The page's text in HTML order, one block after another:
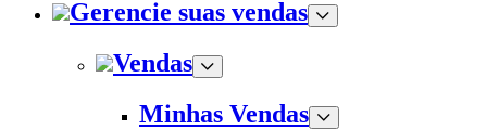
Gerencie suas vendas
Vendas
Minhas Vendas